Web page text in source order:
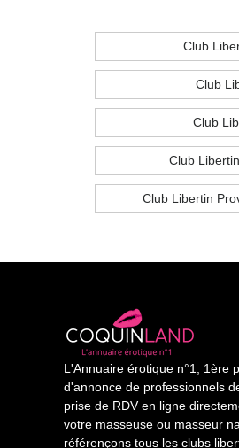
Club
Club
Club
Club
Club Libertin
L'Annuaire érotique n°1, 1ère
d'annonce de professionnels
prise de RDV en ligne
votre masseuse ou masseur
référençons tous les clubs